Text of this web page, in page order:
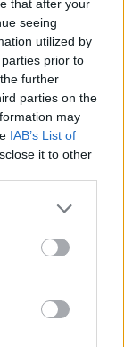
that after your
seeing
utilized by
prior to
further
parties on the
may
IAB’s List of
it to other
more Google
may click to
party tags to
below Google
Έρχονται
και